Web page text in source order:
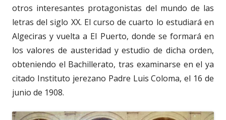
otros interesantes protagonistas del mundo de las
letras del siglo XX. El curso de cuarto lo estudiará en
Algeciras y vuelta a El Puerto, donde se formará en
los valores de austeridad y estudio de dicha orden,
obteniendo el Bachillerato, tras examinarse en el ya
citado Instituto jerezano Padre Luis Coloma, el 16 de
junio de 1908.